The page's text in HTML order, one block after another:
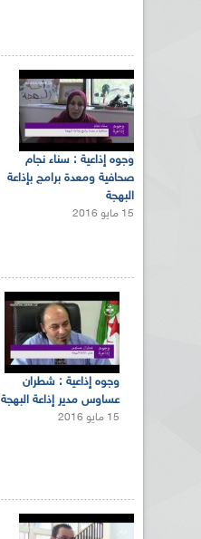
وجوه إذاعية : سناء نجام
صحافية ومعدة برامج بإذاعة
البهجة
15 مايو 2016
وجوه إذاعية : شطران
عساوس مدير إذاعة البهجة
15 مايو 2016